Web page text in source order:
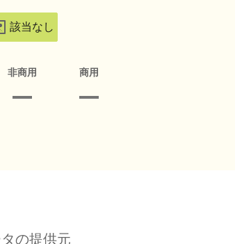
該当なし
非商用 商用
の提供元